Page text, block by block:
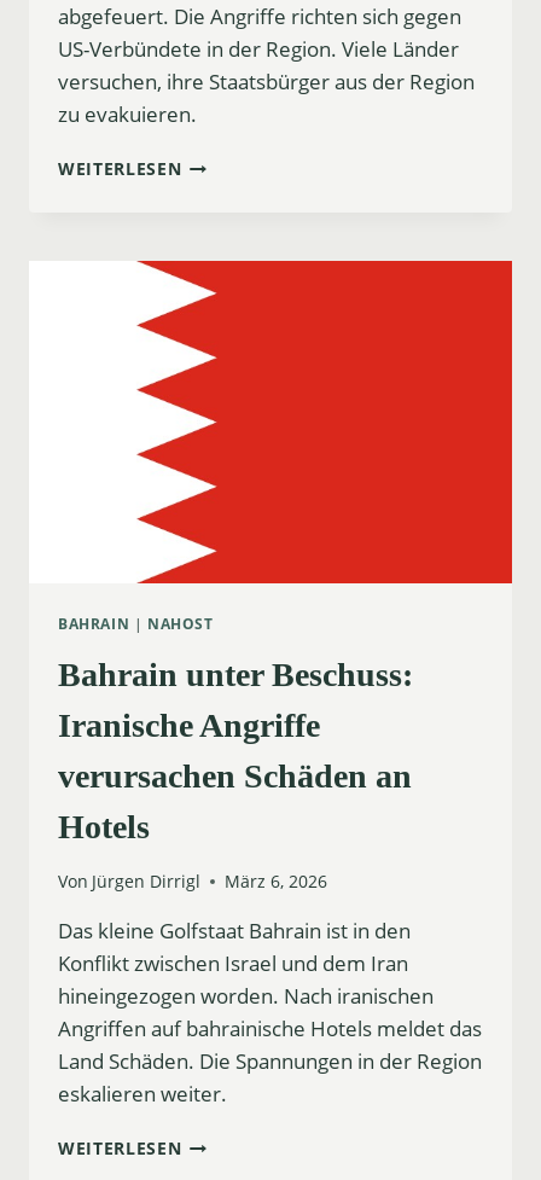
abgefeuert. Die Angriffe richten sich gegen
US-Verbündete in der Region. Viele Länder
versuchen, ihre Staatsbürger aus der Region
zu evakuieren.
WEITERLESENIRANISCHE
EIN
ÜBERBLICK
ÜBER
DIE
AKTUELLE
BAHRAIN | NAHOST
Bahrain unter Beschuss:
Iranische Angriffe
verursachen Schäden an
Hotels
Von Jürgen Dirrigl März 6, 2026
Das kleine Golfstaat Bahrain ist in den
Konflikt zwischen Israel und dem Iran
hineingezogen worden. Nach iranischen
Angriffen auf bahrainische Hotels meldet das
Land Schäden. Die Spannungen in der Region
eskalieren weiter.
WEITERLESENBAHRAIN